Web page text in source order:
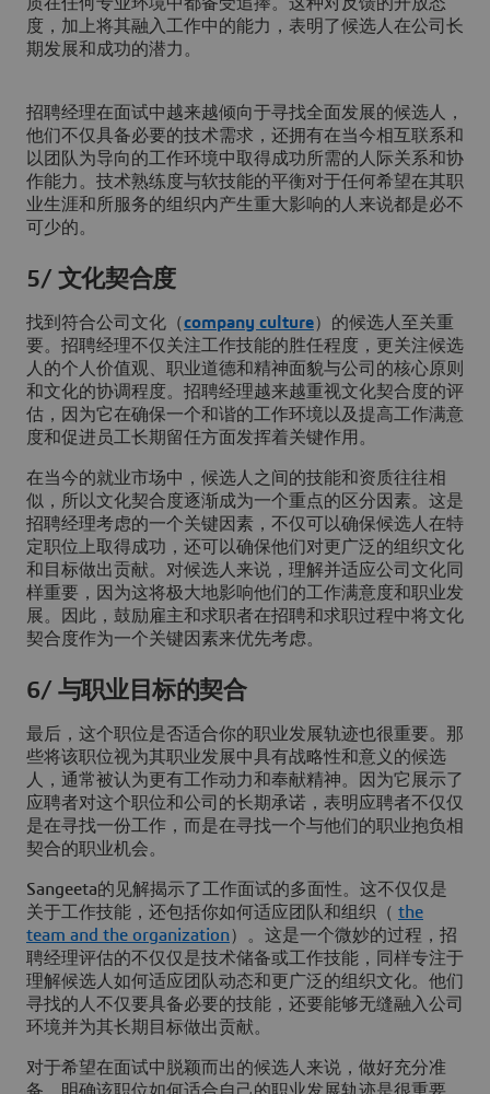
质在任何专业环境中都备受追捧。这种对反馈的开放态
度，加上将其融入工作中的能力，表明了候选人在公司长
期发展和成功的潜力。
招聘经理在面试中越来越倾向于寻找全面发展的候选人，
他们不仅具备必要的技术需求，还拥有在当今相互联系和
以团队为导向的工作环境中取得成功所需的人际关系和协
作能力。技术熟练度与软技能的平衡对于任何希望在其职
业生涯和所服务的组织内产生重大影响的人来说都是必不
可少的。
5/ 文化契合度
找到符合公司文化（company culture）的候选人至关重
要。招聘经理不仅关注工作技能的胜任程度，更关注候选
人的个人价值观、职业道德和精神面貌与公司的核心原则
和文化的协调程度。招聘经理越来越重视文化契合度的评
估，因为它在确保一个和谐的工作环境以及提高工作满意
度和促进员工长期留任方面发挥着关键作用。
在当今的就业市场中，候选人之间的技能和资质往往相
似，所以文化契合度逐渐成为一个重点的区分因素。这是
招聘经理考虑的一个关键因素，不仅可以确保候选人在特
定职位上取得成功，还可以确保他们对更广泛的组织文化
和目标做出贡献。对候选人来说，理解并适应公司文化同
样重要，因为这将极大地影响他们的工作满意度和职业发
展。因此，鼓励雇主和求职者在招聘和求职过程中将文化
契合度作为一个关键因素来优先考虑。
6/ 与职业目标的契合
最后，这个职位是否适合你的职业发展轨迹也很重要。那
些将该职位视为其职业发展中具有战略性和意义的候选
人，通常被认为更有工作动力和奉献精神。因为它展示了
应聘者对这个职位和公司的长期承诺，表明应聘者不仅仅
是在寻找一份工作，而是在寻找一个与他们的职业抱负相
契合的职业机会。
Sangeeta的见解揭示了工作面试的多面性。这不仅仅是
关于工作技能，还包括你如何适应团队和组织（ the
team and the organization）。这是一个微妙的过程，招
聘经理评估的不仅仅是技术储备或工作技能，同样专注于
理解候选人如何适应团队动态和更广泛的组织文化。他们
寻找的人不仅要具备必要的技能，还要能够无缝融入公司
环境并为其长期目标做出贡献。
对于希望在面试中脱颖而出的候选人来说，做好充分准